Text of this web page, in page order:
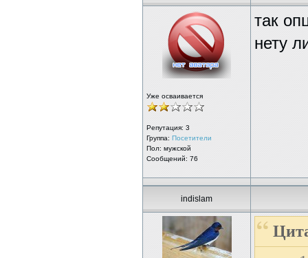
Уже осваивается
Репутация: 3
Группа: Посетители
Пол: мужской
Сообщений: 76
так
нету
indislam